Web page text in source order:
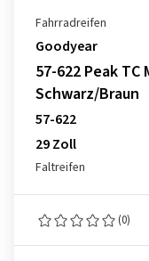
Fahrradreifen
Goodyear
57-622 Peak TC
Schwarz/Braun
57-622
29 Zoll
Faltreifen
(0)